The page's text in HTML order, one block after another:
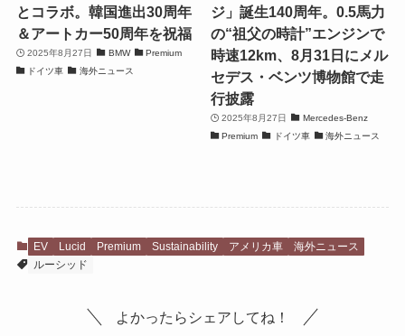
とコラボ。韓国進出30周年
＆アートカー50周年を祝福
2025年8月27日 BMW
Premium
ドイツ車
海外ニュース
ジ」誕生140周年。0.5馬力
の“祖父の時計”エンジンで
時速12km、8月31日にメル
セデス・ベンツ博物館で走
行披露
2025年8月27日
Mercedes-Benz
Premium
ドイツ車 海外ニュース
EV Lucid Premium Sustainability アメリカ車
海外ニュース
ルーシッド
よかったらシェアしてね！